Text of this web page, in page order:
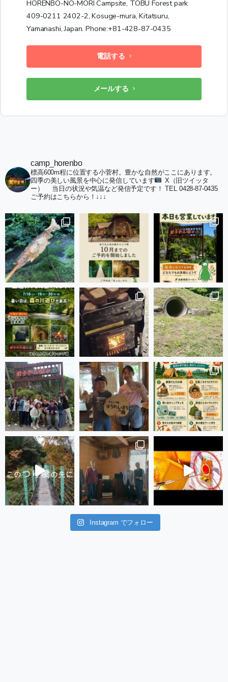
HORENBO-NO-MORI Campsite, TOBU Forest park
409-0211 2402-2, Kosuge-mura, Kitatsuru,
Yamanashi, Japan. Phone:+81-428-87-0435
電話する
メールする
camp_horenbo
標高600m程に位置する小菅村。豊かな自然がここにあります。
四季の美しい風景を中心に発信しています
X（旧ツイッタ
ー）
当日の状況や気温など発信予定です！ TEL 0428-87-0435
ご予約はこちらから！↓↓↓
Instagram でフォロー